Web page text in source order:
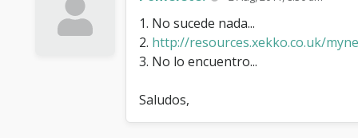
1. No sucede nada...
2. http://resources.xekko.co.uk/
3. No lo encuentro...
Saludos,